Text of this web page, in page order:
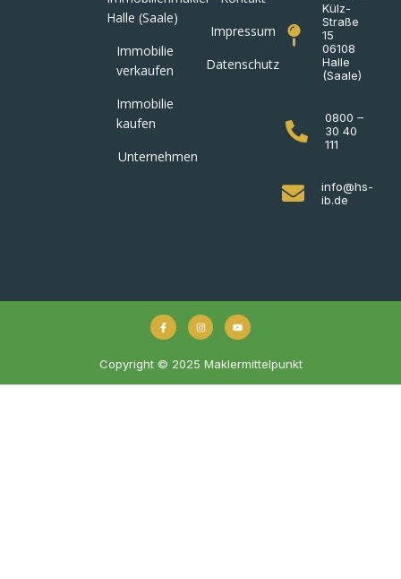
Halle (Saale)
Immobilie
verkaufen
Immobilie
kaufen
Unternehmen
Impressum
Datenschutz
Külz-
Straße
15
06108
Halle
(Saale)
0800 –
30 40
111
info@hs-
ib.de
Copyright © 2025 Maklermittelpunkt